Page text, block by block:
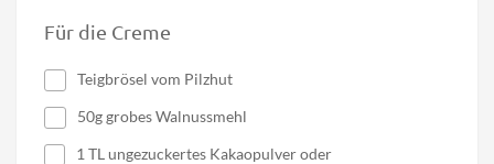
Für die Creme
Teigbrösel vom Pilzhut
50g grobes Walnussmehl
1 TL ungezuckertes Kakaopulver oder